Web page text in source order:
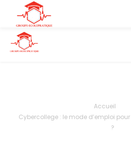
Accueil
Cybercollege : le mode d’emploi
?